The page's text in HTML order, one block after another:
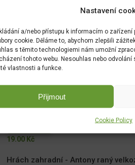
Nastavení
a/nebo přístupu k informacím o
cookie. Děláme to, abychom zlepšili
s těmito technologiemi nám umožní
tohoto webu. Nesouhlas nebo
vlastnosti a funkce.
Přijmout
Cookie Policy
19.00 Kč
Hrách zahradní - Antony raný